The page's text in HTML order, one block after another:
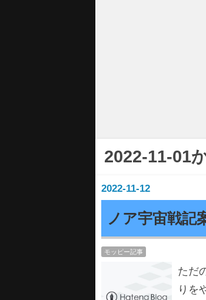
2022-11-01
2022-11-12
ノア宇宙戦記
モッピー記事
ただ
りを